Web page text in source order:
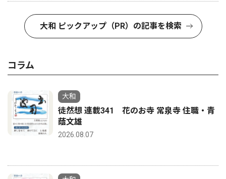
大和 ピックアップ（PR）の記事を検索
コラム
大和
徒然想 連載341 花のお寺 常泉寺 住職・青
蔭文雄
2026.08.07